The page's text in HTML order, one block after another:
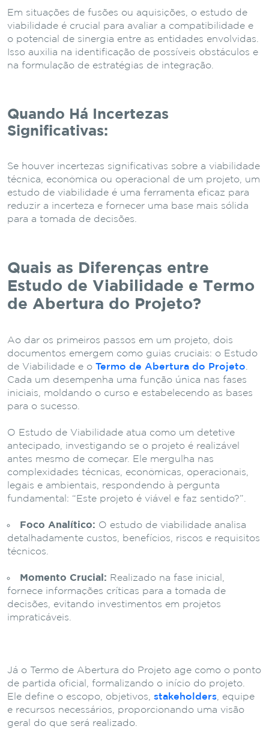
Em situações de fusões ou aquisições, o estudo de
viabilidade é crucial para avaliar a compatibilidade e
o potencial de sinergia entre as entidades envolvidas.
Isso auxilia na identificação de possíveis obstáculos e
na formulação de estratégias de integração.
Quando Há Incertezas
Significativas:
Se houver incertezas significativas sobre a viabilidade
técnica, econômica ou operacional de um projeto, um
estudo de viabilidade é uma ferramenta eficaz para
reduzir a incerteza e fornecer uma base mais sólida
para a tomada de decisões.
Quais as Diferenças entre
Estudo de Viabilidade e Termo
de Abertura do Projeto?
Ao dar os primeiros passos em um projeto, dois
documentos emergem como guias cruciais: o Estudo
de Viabilidade e o Termo de Abertura do Projeto
Cada um desempenha uma função única nas fases
iniciais, moldando o curso e estabelecendo as bases
para o sucesso.
O Estudo de Viabilidade atua como um detetive
antecipado, investigando se o projeto é realizável
antes mesmo de começar. Ele mergulha nas
complexidades técnicas, econômicas, operacionais,
legais e ambientais, respondendo à pergunta
fundamental: “Este projeto é viável e faz sentido?”.
Foco Analítico: O estudo de viabilidade analisa
detalhadamente custos, benefícios, riscos e requisitos
técnicos.
Momento Crucial: Realizado na fase inicial,
fornece informações críticas para a tomada de
decisões, evitando investimentos em projetos
impraticáveis.
Já o Termo de Abertura do Projeto age como o ponto
de partida oficial, formalizando o início do projeto.
Ele define o escopo, objetivos, stakeholders , equipe
e recursos necessários, proporcionando uma visão
geral do que será realizado.